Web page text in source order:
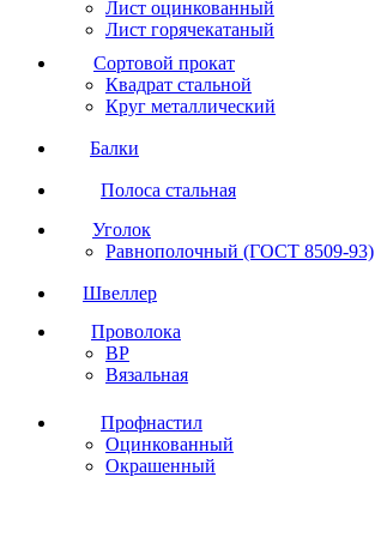
Лист оцинкованный
Лист горячекатаный
Сортовой прокат
Квадрат стальной
Круг металлический
Балки
Полоса стальная
Уголок
Равнополочный (ГОСТ 8509-93)
Швеллер
Проволока
ВР
Вязальная
Профнастил
Оцинкованный
Окрашенный